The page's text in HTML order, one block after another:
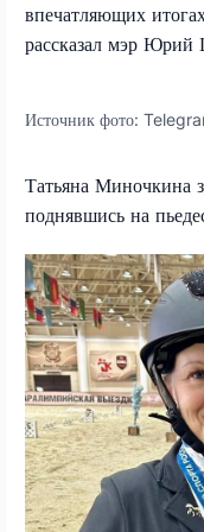
впечатляющих
рассказал мэр Юрий
Источник фото:
Татьяна Миночкина
поднявшись на